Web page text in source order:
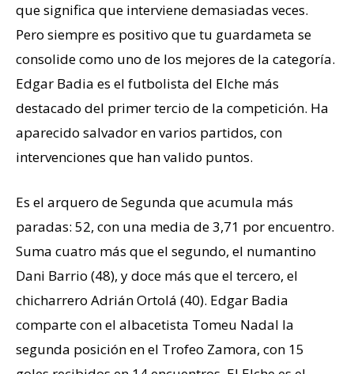
que significa que interviene demasiadas veces.
Pero siempre es positivo que tu guardameta se
consolide como uno de los mejores de la categoría.
Edgar Badia es el futbolista del Elche más
destacado del primer tercio de la competición. Ha
aparecido salvador en varios partidos, con
intervenciones que han valido puntos.
Es el arquero de Segunda que acumula más
paradas: 52, con una media de 3,71 por encuentro.
Suma cuatro más que el segundo, el numantino
Dani Barrio (48), y doce más que el tercero, el
chicharrero Adrián Ortolá (40). Edgar Badia
comparte con el albacetista Tomeu Nadal la
segunda posición en el Trofeo Zamora, con 15